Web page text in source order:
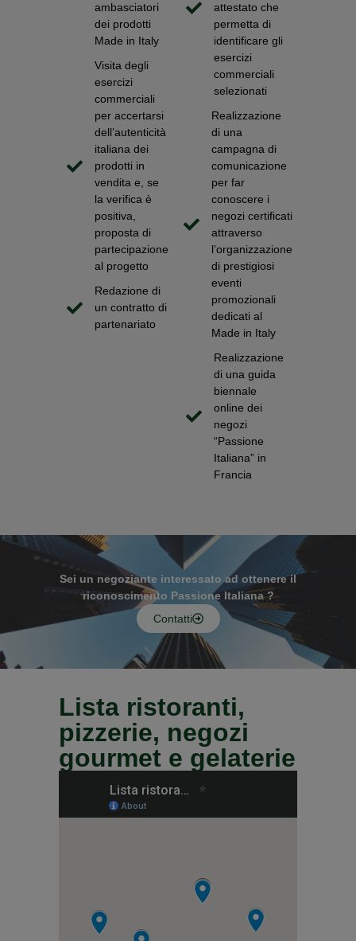
ambasciatori
dei prodotti
Made in Italy
Visita degli
esercizi
commerciali
per accertarsi
dell’autenticità
italiana dei
prodotti in
vendita e, se
la verifica è
positiva,
proposta di
partecipazione
al progetto
Redazione di
un contratto di
partenariato
attestato che
permetta di
identificare gli
esercizi
commerciali
selezionati
Realizzazione
di una
campagna di
comunicazione
per far
conoscere i
negozi certificati
attraverso
l’organizzazione
di prestigiosi
eventi
promozionali
dedicati al
Made in Italy
Realizzazione
di una guida
biennale
online dei
negozi
“Passione
Italiana” in
Francia
Sei un negoziante interessato ad ottenere il
riconoscimento Passione Italiana ?
Contatti
Lista ristoranti,
pizzerie, negozi
gourmet e gelaterie